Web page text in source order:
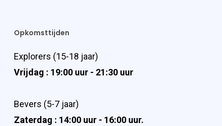
Opkomsttijden
Explorers (15-18 jaar)
Vrijdag : 19:00 uur - 21:30 uur
Bevers (5-7 jaar)
Zaterdag : 14:00 uur - 16:00 uur.